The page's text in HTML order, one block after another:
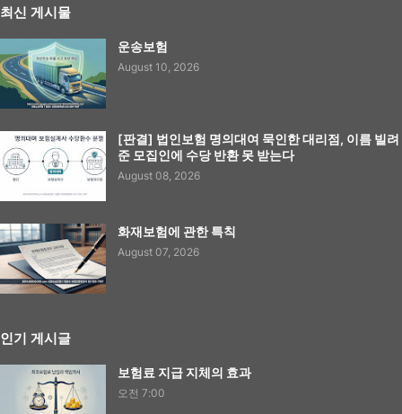
최신 게시물
운송보험
August 10, 2026
[판결] 법인보험 명의대여 묵인한 대리점, 이름 빌려
준 모집인에 수당 반환 못 받는다
August 08, 2026
화재보험에 관한 특칙
August 07, 2026
인기 게시글
보험료 지급 지체의 효과
오전 7:00